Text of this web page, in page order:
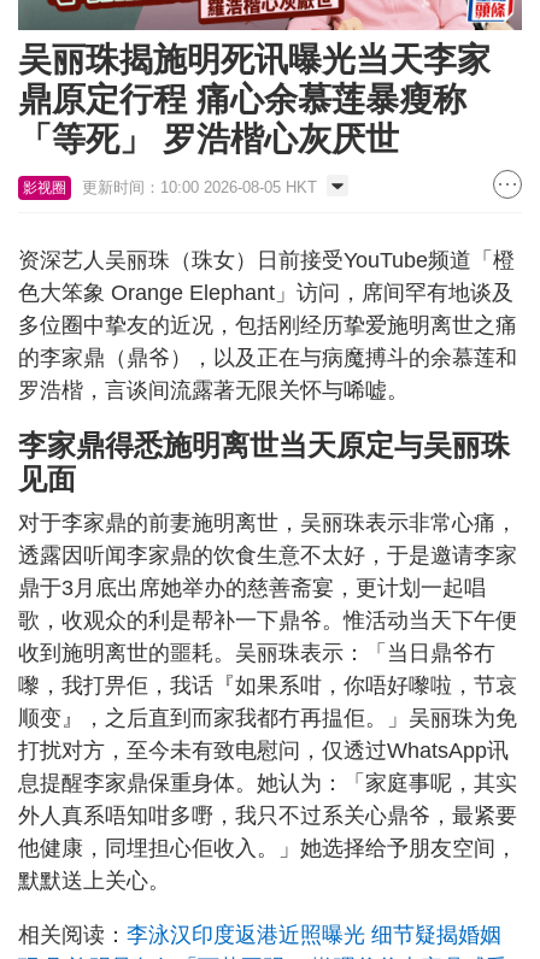
吴丽珠揭施明死讯曝光当天李家
鼎原定行程 痛心余慕莲暴瘦称
「等死」 罗浩楷心灰厌世
影视圈 更新时间：10:00 2026-08-05 HKT
资深艺人吴丽珠（珠女）日前接受YouTube频道「橙
色大笨象 Orange Elephant」访问，席间罕有地谈及
多位圈中挚友的近况，包括刚经历挚爱施明离世之痛
的李家鼎（鼎爷），以及正在与病魔搏斗的余慕莲和
罗浩楷，言谈间流露著无限关怀与唏嘘。
李家鼎得悉施明离世当天原定与吴丽珠
见面
对于李家鼎的前妻施明离世，吴丽珠表示非常心痛，
透露因听闻李家鼎的饮食生意不太好，于是邀请李家
鼎于3月底出席她举办的慈善斋宴，更计划一起唱
歌，收观众的利是帮补一下鼎爷。惟活动当天下午便
收到施明离世的噩耗。吴丽珠表示：「当日鼎爷冇
嚟，我打畀佢，我话『如果系咁，你唔好嚟啦，节哀
顺变』，之后直到而家我都冇再揾佢。」吴丽珠为免
打扰对方，至今未有致电慰问，仅透过WhatsApp讯
息提醒李家鼎保重身体。她认为：「家庭事呢，其实
外人真系唔知咁多嘢，我只不过系关心鼎爷，最紧要
他健康，同埋担心佢收入。」她选择给予朋友空间，
默默送上关心。
相关阅读： 李泳汉印度返港近照曝光 细节疑揭婚姻